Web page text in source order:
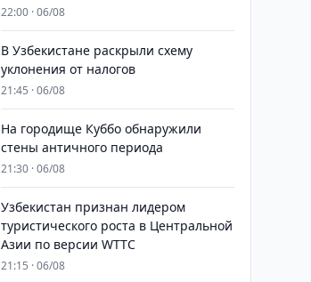
22:00 · 06/08
В Узбекистане раскрыли схему
уклонения от налогов
21:45 · 06/08
На городище Куббо обнаружили
стены античного периода
21:30 · 06/08
Узбекистан признан лидером
туристического роста в Центральной
Азии по версии WTTC
21:15 · 06/08